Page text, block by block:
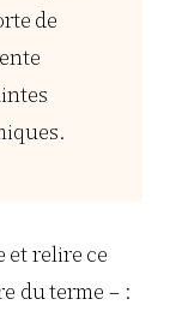
de
et relire ce
du terme – :